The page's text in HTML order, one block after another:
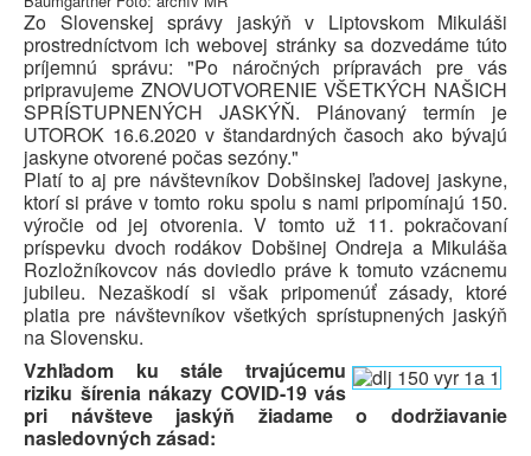
Zo Slovenskej správy jaskýň v Liptovskom Mikuláši
prostredníctvom ich webovej stránky sa dozvedáme túto
príjemnú správu: "Po náročných prípravách pre vás
pripravujeme ZNOVUOTVORENIE VŠETKÝCH NAŠICH
SPRÍSTUPNENÝCH JASKÝŇ. Plánovaný termín je
UTOROK 16.6.2020 v štandardných časoch ako bývajú
jaskyne otvorené počas sezóny."
Platí to aj pre návštevníkov Dobšinskej ľadovej jaskyne,
ktorí si práve v tomto roku spolu s nami pripomínajú 150.
výročie od jej otvorenia. V tomto už 11. pokračovaní
príspevku dvoch rodákov Dobšinej Ondreja a Mikuláša
Rozložníkovcov nás doviedlo práve k tomuto vzácnemu
jubileu. Nezaškodí si však pripomenúť zásady, ktoré
platia pre návštevníkov všetkých sprístupnených jaskýň
na Slovensku.
Vzhľadom ku stále trvajúcemu
riziku šírenia nákazy COVID-19 vás
pri návšteve jaskýň žiadame o dodržiavanie
nasledovných zásad: